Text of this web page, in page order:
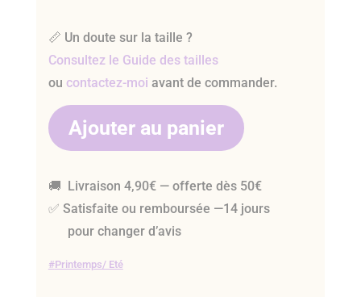
📏 Un doute sur la taille ?
Consultez le Guide des tailles
ou contactez-moi avant de commander.
Ajouter au panier
🚚 Livraison 4,90€ — offerte dès 50€
✅ Satisfaite ou remboursée —14 jours
pour changer d’avis
Printemps/ Eté